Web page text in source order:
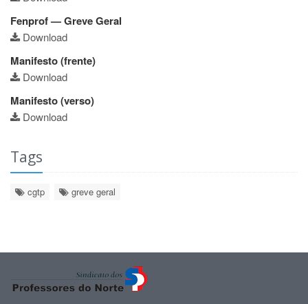
Fenprof — Greve Geral
Download
Manifesto (frente)
Download
Manifesto (verso)
Download
Tags
cgtp greve geral